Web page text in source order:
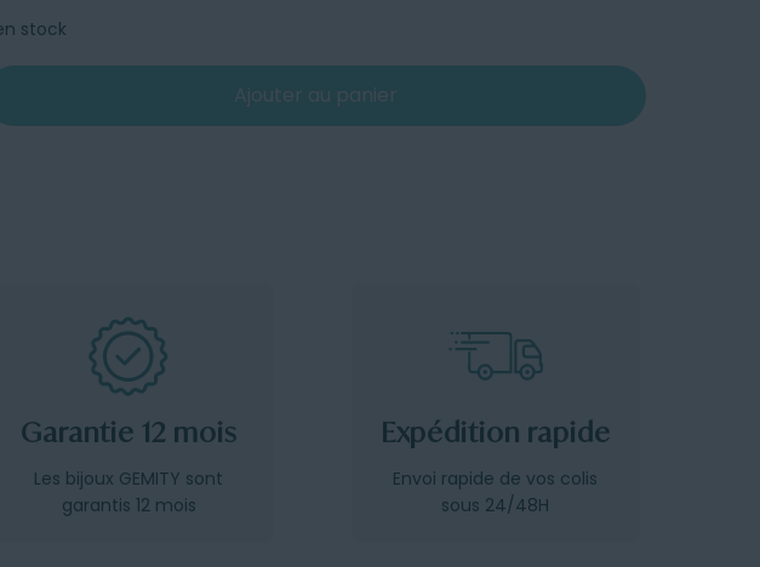
stock
Ajouter au panier
Garantie 12 mois
Les bijoux GEMITY sont
garantis 12 mois
Expédition rapide
Envoi rapide de vos colis
sous 24/48H